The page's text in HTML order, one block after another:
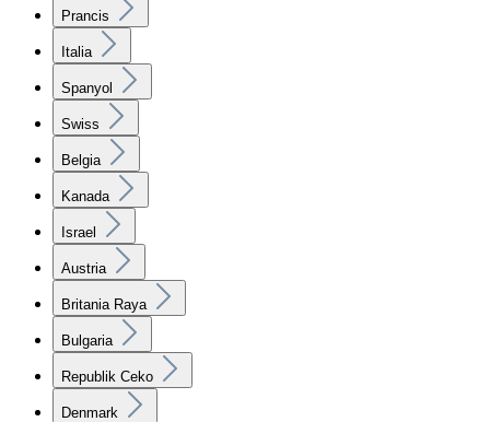
Prancis
Italia
Spanyol
Swiss
Belgia
Kanada
Israel
Austria
Britania Raya
Bulgaria
Republik Ceko
Denmark